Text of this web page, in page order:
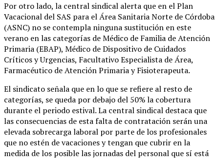
Por otro lado, la central sindical alerta que en el Plan
Vacacional del SAS para el Área Sanitaria Norte de Córdoba
(ASNC) no se contempla ninguna sustitución en este
verano en las categorías de Médico de Familia de Atención
Primaria (EBAP), Médico de Dispositivo de Cuidados
Críticos y Urgencias, Facultativo Especialista de Área,
Farmacéutico de Atención Primaria y Fisioterapeuta.
El sindicato señala que en lo que se refiere al resto de
categorías, se queda por debajo del 50% la cobertura
durante el periodo estival. La central sindical destaca que
las consecuencias de esta falta de contratación serán una
elevada sobrecarga laboral por parte de los profesionales
que no estén de vacaciones y tengan que cubrir en la
medida de los posible las jornadas del personal que sí está